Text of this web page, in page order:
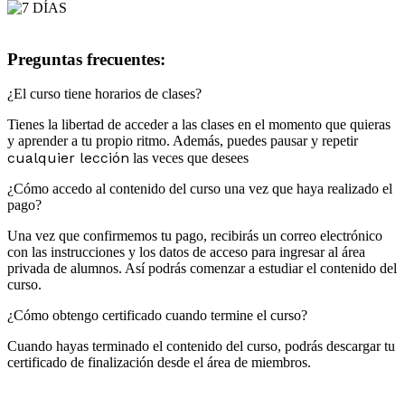
Preguntas frecuentes:
¿El curso tiene horarios de clases?
Tienes la libertad de acceder a las clases en el momento que quieras
y aprender a tu propio ritmo. Además, puedes pausar y repetir
cualquier lección las veces que desees
¿Cómo accedo al contenido del curso una vez que haya realizado el
pago?
Una vez que confirmemos tu pago, recibirás un correo electrónico
con las instrucciones y los datos de acceso para ingresar al área
privada de alumnos. Así podrás comenzar a estudiar el contenido del
curso.
¿Cómo obtengo certificado cuando termine el curso?
Cuando hayas terminado el contenido del curso, podrás descargar tu
certificado de finalización desde el área de miembros.